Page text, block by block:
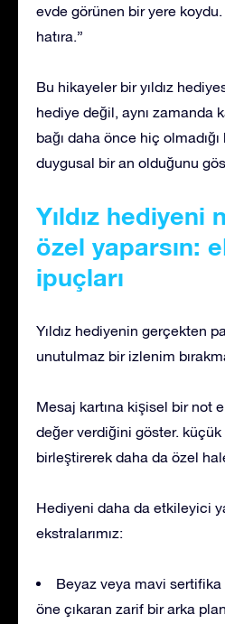
evde görünen bir yere
hatıra.”
Bu hikayeler bir yıldız
hediye değil, aynı zamanda
bağı daha önce hiç
duygusal bir an olduğunu
Yıldız hediyeni
özel yaparsın:
ipuçları
Yıldız hediyenin gerçekten
unutulmaz bir izlenim
Mesaj kartına kişisel bir not
değer verdiğini göster.
birleştirerek daha da özel
Hediyeni daha da etkileyici
ekstralarımız:
Beyaz veya mavi sertifika
öne çıkaran zarif bir arka